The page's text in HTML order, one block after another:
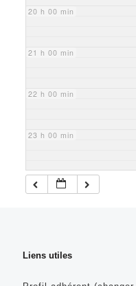
20 h 00 min
21 h 00 min
22 h 00 min
23 h 00 min
Liens utiles